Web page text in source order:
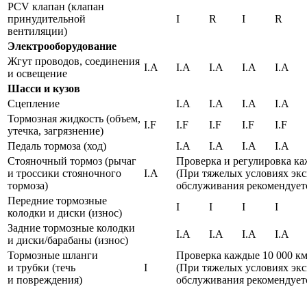
PCV клапан (клапан
принудительной
вентиляции)
I R I R
Электрооборудование
Жгут проводов, соединения
и освещение
I.A I.A I.A I.A
I.A
Шасси и кузов
Сцепление
I.A I.A I.A
I.A
Тормозная жидкость (объем,
утечка, загрязнение)
I.F I.F I.F I.F
I.F
Педаль тормоза (ход)
I.A I.A I.A
I.A
Стояночный тормоз (рычаг
и троссики стояночного
тормоза)
I.A
Проверка и регулировка
(При тяжелых условиях
обслуживания
Передние тормозные
колодки и диски (износ)
I I I
I
Задние тормозные колодки
и диски/барабаны (износ)
I.A I.A I.A
I.A
Тормозные шланги
и трубки (течь
и повреждения)
I
Проверка каждые 10 000 км
(При тяжелых условиях
обслуживания